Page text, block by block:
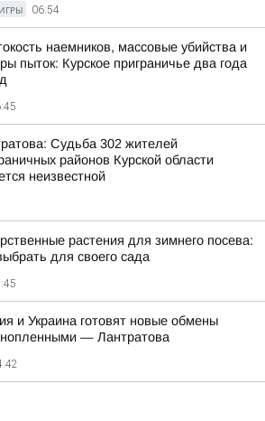
06:54
наемников, массовые убийства и
пыток: Курское приграничье два года
Судьба 302 жителей
районов Курской области
неизвестной
растения для зимнего посева:
для своего сада
и Украина готовят новые обмены
— Лантратова